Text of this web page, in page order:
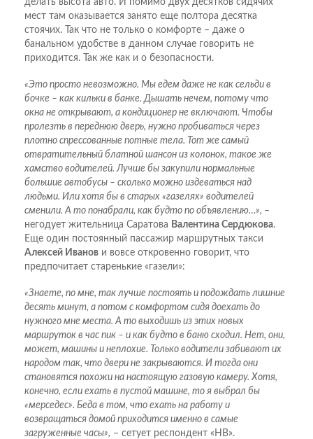
делать высота авто. И помимо двух десятков сидячих
мест там оказывается занято еще полтора десятка
стоячих. Так что не только о комфорте – даже о
банальном удобстве в данном случае говорить не
приходится. Так же как и о безопасности.
«Это просто невозможно. Мы едем даже не как сельди в
бочке – как кильки в банке. Дышать нечем, потому что
окна не открывают, а кондиционер не включают. Чтобы
пролезть в переднюю дверь, нужно пробиваться через
плотно спрессованные потные тела. Тот же самый
отвратительный блатной шансон из колонок, такое же
хамство водителей. Лучше бы закупили нормальные
большие автобусы – сколько можно издеваться над
людьми. Или хотя бы в старых «газелях» водителей
сменили. А то понабрали, как будто по объявлению…», –
негодует жительница Саратова Валентина Сердюкова.
Еще один постоянный пассажир маршрутных такси
Алексей Иванов и вовсе откровенно говорит, что
предпочитает старенькие «газели»:
«Знаете, по мне, так лучше постоять и подождать лишние
десять минут, а потом с комфортом сидя доехать до
нужного мне места. А то выходишь из этих новых
маршруток в час пик – и как будто в баню сходил. Нет, они,
может, машины и неплохие. Только водители забивают их
народом так, что двери не закрываются. И тогда они
становятся похожи на настоящую газовую камеру. Хотя,
конечно, если ехать в пустой машине, то я выбрал бы
«мерседес». Беда в том, что ехать на работу и
возвращаться домой приходится именно в самые
загруженные часы», – сетует респондент «НВ».